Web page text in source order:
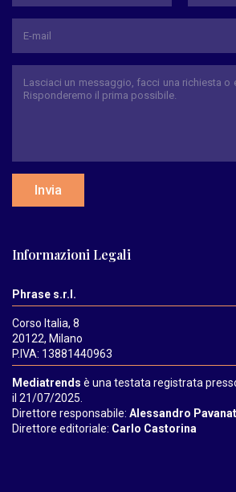
Invia
Informazioni Legali
Phrase s.r.l.
Corso Italia, 8
20122, Milano
P.IVA: 13881440963
Mediatrends è una testata registrata
il 21/07/2025.
Direttore responsabile: Alessandro
Direttore editoriale: Carlo Castorina